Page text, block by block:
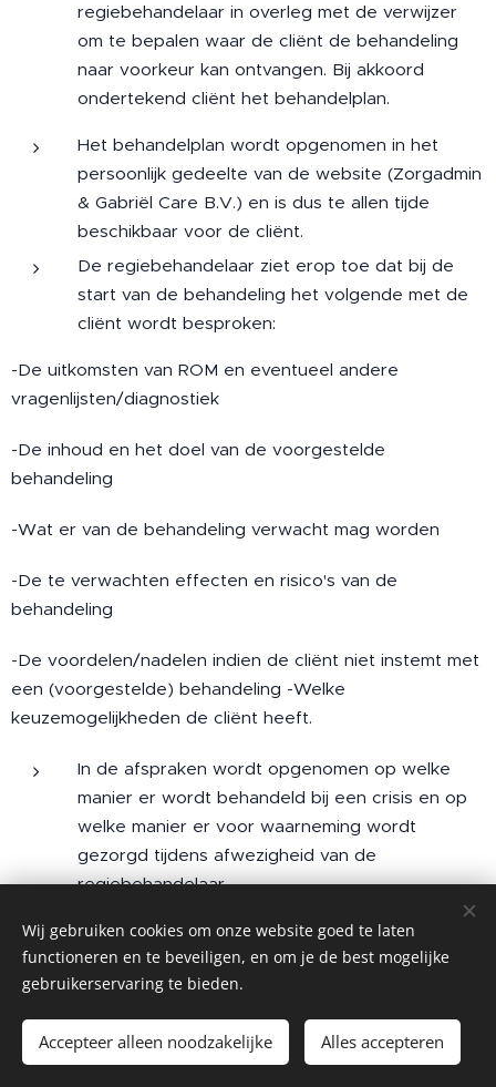
regiebehandelaar in overleg met de verwijzer
om te bepalen waar de cliënt de behandeling
naar voorkeur kan ontvangen. Bij akkoord
ondertekend cliënt het behandelplan.
Het behandelplan wordt opgenomen in het
persoonlijk gedeelte van de website (Zorgadmin
& Gabriël Care B.V.) en is dus te allen tijde
beschikbaar voor de cliënt.
De regiebehandelaar ziet erop toe dat bij de
start van de behandeling het volgende met de
cliënt wordt besproken:
-De uitkomsten van ROM en eventueel andere
vragenlijsten/diagnostiek
-De inhoud en het doel van de voorgestelde
behandeling
-Wat er van de behandeling verwacht mag worden
-De te verwachten effecten en risico's van de
behandeling
-De voordelen/nadelen indien de cliënt niet instemt met
een (voorgestelde) behandeling -Welke
keuzemogelijkheden de cliënt heeft.
In de afspraken wordt opgenomen op welke
manier er wordt behandeld bij een crisis en op
welke manier er voor waarneming wordt
gezorgd tijdens afwezigheid van de
regiebehandelaar.
stuurt de behandelaar via Zorgmail een afschrift
van het behandelplan naar de huisarts (of
Bij een negatief behandeladvies wordt ook een bericht
Wij gebruiken cookies om onze website goed te laten
functioneren en te beveiligen, en om je de best mogelijke
gebruikerservaring te bieden.
Accepteer alleen noodzakelijke Alles accepteren